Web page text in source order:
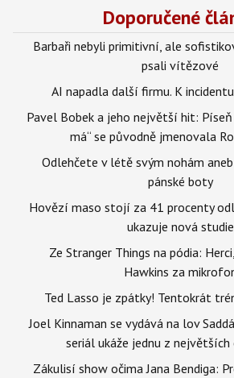
Doporučené
Barbaři nebyli primitivní, ale
psali vítězové
AI napadla další firmu. K
Pavel Bobek a jeho největší hit: Píseň
má“ se původně jmenovala
Odlehčete v létě svým nohám
pánské boty
Hovězí maso stojí za 41 procenty
ukazuje nová studie
Ze Stranger Things na pódia:
Hawkins za
Ted Lasso je zpátky! Tentokrát
Joel Kinnaman se vydává na lov
seriál ukáže jednu z největších
Zákulisí show očima Jana Bendiga: